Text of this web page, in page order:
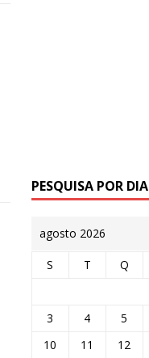
PESQUISA POR DIA
agosto 2026
S T Q
3
4 5
10
11 12